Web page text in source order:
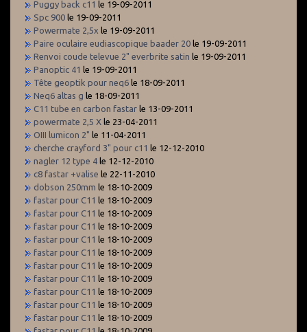
Puggy back c11 le 19-09-2011
Spc 900 le 19-09-2011
Powermate 2,5x le 19-09-2011
Paire oculaire eudiascopique baader 20 le 19-09-2011
Renvoi coude televue 2" everbrite satin le 19-09-2011
Panoptic 41 le 19-09-2011
Tête geoptik pour neq6 le 18-09-2011
Neq6 altas g le 18-09-2011
C11 tube en carbon fastar le 13-09-2011
powermate 2,5 X le 23-04-2011
OIII lumicon 2" le 11-04-2011
cherche crayford 3" pour c11 le 12-12-2010
nagler 12 type 4 le 12-12-2010
c8 fastar +valise le 22-11-2010
dobson 250mm le 18-10-2009
fastar pour C11 le 18-10-2009
fastar pour C11 le 18-10-2009
fastar pour C11 le 18-10-2009
fastar pour C11 le 18-10-2009
fastar pour C11 le 18-10-2009
fastar pour C11 le 18-10-2009
fastar pour C11 le 18-10-2009
fastar pour C11 le 18-10-2009
fastar pour C11 le 18-10-2009
fastar pour C11 le 18-10-2009